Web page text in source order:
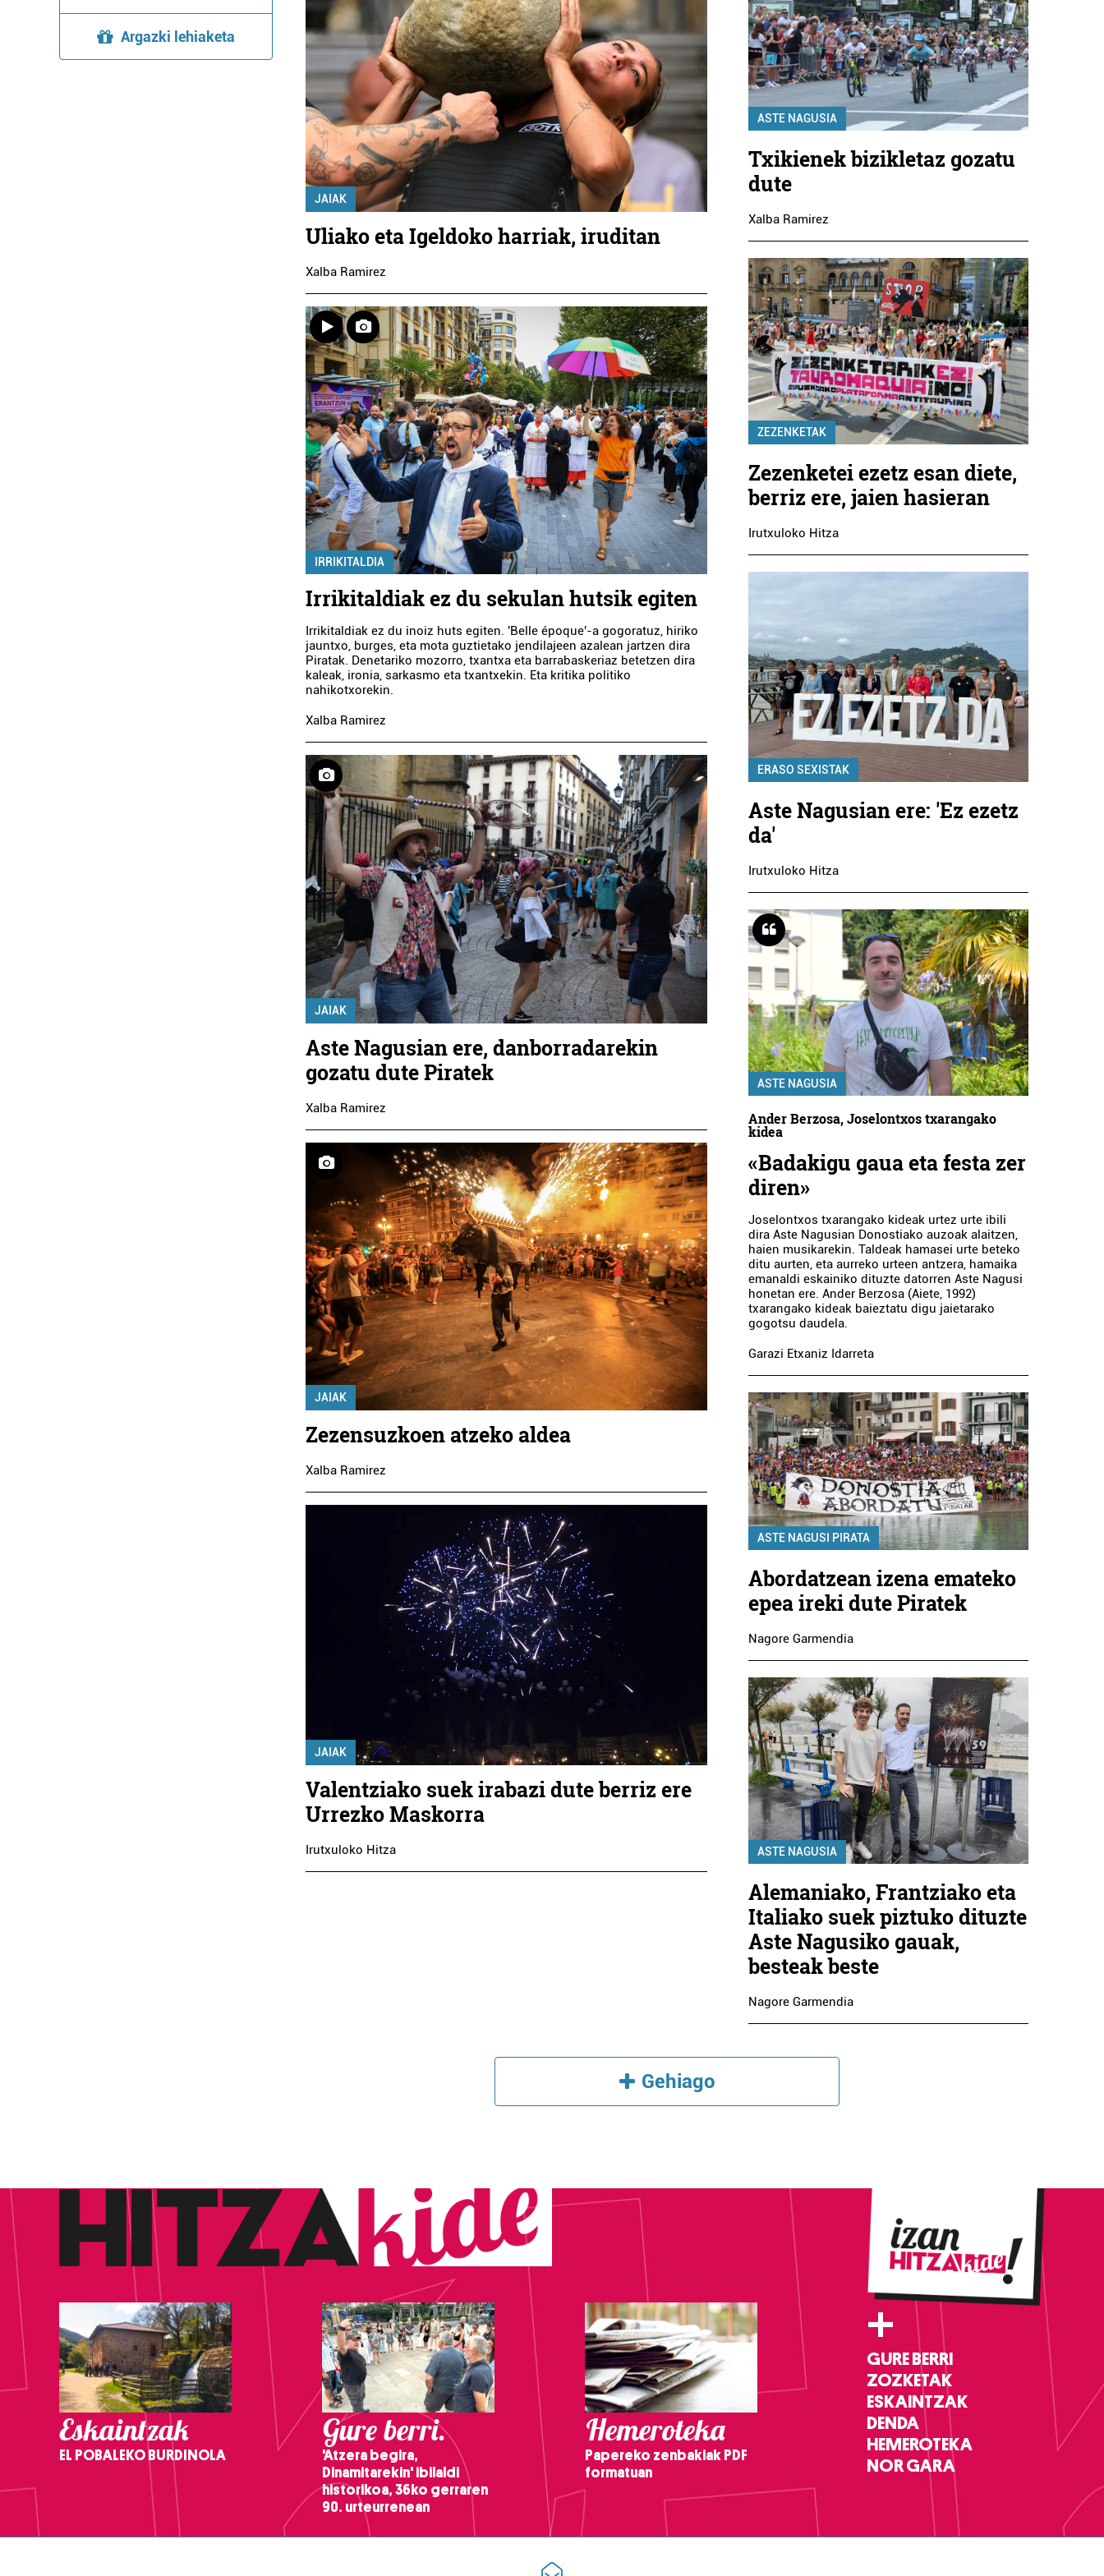
Argazki lehiaketa
JAIAK
Uliako eta Igeldoko harriak, iruditan
Xalba Ramirez
IRRIKITALDIA
Irrikitaldiak ez du sekulan hutsik egiten
Irrikitaldiak ez du inoiz huts egiten. 'Belle époque'-a gogoratuz, hiriko
jauntxo, burges, eta mota guztietako jendilajeen azalean jartzen dira
Piratak. Denetariko mozorro, txantxa eta barrabaskeriaz betetzen dira
kaleak, ironia, sarkasmo eta txantxekin. Eta kritika politiko
nahikotxorekin.
Xalba Ramirez
JAIAK
Aste Nagusian ere, danborradarekin
gozatu dute Piratek
Xalba Ramirez
JAIAK
Zezensuzkoen atzeko aldea
Xalba Ramirez
JAIAK
Valentziako suek irabazi dute berriz ere
Urrezko Maskorra
Irutxuloko Hitza
ASTE NAGUSIA
Txikienek bizikletaz gozatu
dute
Xalba Ramirez
ZEZENKETAK
Zezenketei ezetz esan diete,
berriz ere, jaien hasieran
Irutxuloko Hitza
ERASO SEXISTAK
Aste Nagusian ere: 'Ez ezetz
da'
Irutxuloko Hitza
ASTE NAGUSIA
Ander Berzosa, Joselontxos txarangako
kidea
«Badakigu gaua eta festa zer
diren»
Joselontxos txarangako kideak urtez urte ibili
dira Aste Nagusian Donostiako auzoak alaitzen,
haien musikarekin. Taldeak hamasei urte beteko
ditu aurten, eta aurreko urteen antzera, hamaika
emanaldi eskainiko dituzte datorren Aste Nagusi
honetan ere. Ander Berzosa (Aiete, 1992)
txarangako kideak baieztatu digu jaietarako
gogotsu daudela.
Garazi Etxaniz Idarreta
ASTE NAGUSI PIRATA
Abordatzean izena emateko
epea ireki dute Piratek
Nagore Garmendia
ASTE NAGUSIA
Alemaniako, Frantziako eta
Italiako suek piztuko dituzte
Aste Nagusiko gauak,
besteak beste
Nagore Garmendia
Gehiago
Eskaintzak
EL POBALEKO BURDINOLA
Gure berri.
'Atzera begira,
Dinamitarekin' ibilaldi
historikoa, 36ko gerraren
90. urteurrenean
Hemeroteka
Papereko zenbakiak PDF
formatuan
+
GURE BERRI
ZOZKETAK
ESKAINTZAK
DENDA
HEMEROTEKA
NOR GARA